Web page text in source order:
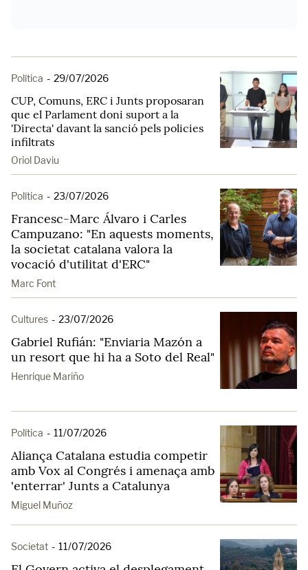
Política - 29/07/2026
CUP, Comuns, ERC i Junts proposaran
que el Parlament doni suport a la
'Directa' davant la sanció pels policies
infiltrats
Oriol Daviu
Política - 23/07/2026
Francesc-Marc Álvaro i Carles
Campuzano: "En aquests moments,
la societat catalana valora la
vocació d'utilitat d'ERC"
Marc Font
Cultures - 23/07/2026
Gabriel Rufián: "Enviaria Mazón a
un resort que hi ha a Soto del Real"
Henrique Mariño
Política - 11/07/2026
Aliança Catalana estudia competir
amb Vox al Congrés i amenaça amb
'enterrar' Junts a Catalunya
Miguel Muñoz
Societat - 11/07/2026